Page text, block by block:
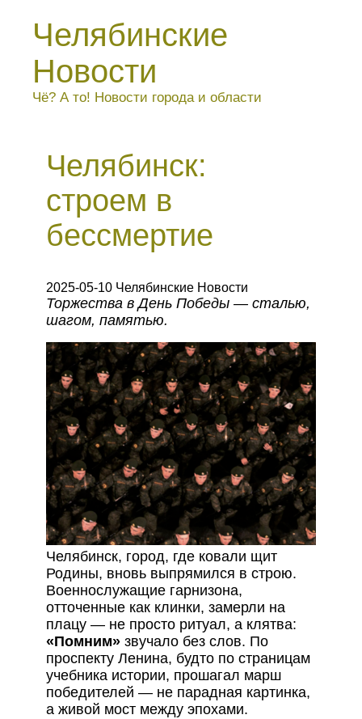
Челябинские
Новости
Чё? А то! Новости города и области
Челябинск:
строем в
бессмертие
2025-05-10 Челябинские Новости
Торжества в День Победы — сталью,
шагом, памятью.
Челябинск, город, где ковали щит
Родины, вновь выпрямился в строю.
Военнослужащие гарнизона,
отточенные как клинки, замерли на
плацу — не просто ритуал, а клятва:
«Помним»звучало без слов. По
проспекту Ленина, будто по страницам
учебника истории, прошагал марш
победителей — не парадная картинка,
а живой мост между эпохами.